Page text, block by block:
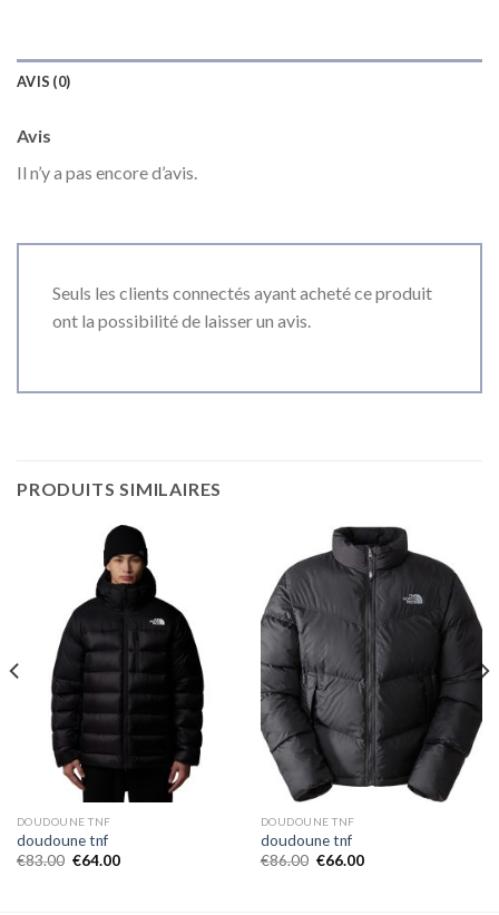
AVIS (0)
Avis
Il n’y a pas encore d’avis.
Seuls les clients connectés ayant acheté ce produit
ont la possibilité de laisser un avis.
PRODUITS SIMILAIRES
DOUDOUNE TNF
doudoune tnf
€83.00 €64.00
DOUDOUNE TNF
doudoune tnf
€86.00 €66.00